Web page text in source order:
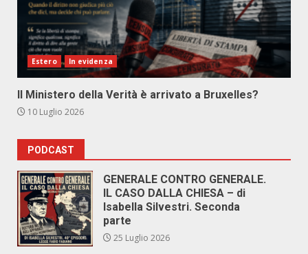
Estero In evidenza
Il Ministero della Verità è arrivato a Bruxelles?
10 Luglio 2026
PODCAST
GENERALE CONTRO GENERALE.
IL CASO DALLA CHIESA – di
Isabella Silvestri. Seconda
parte
25 Luglio 2026